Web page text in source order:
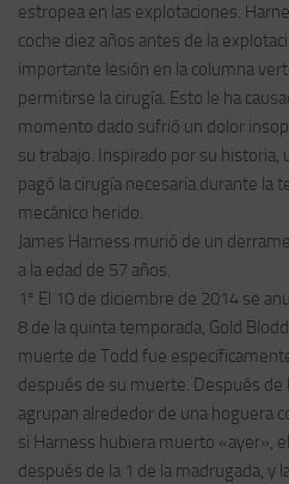
estropea en las explotaciones.
coche diez años antes de la
importante lesión en la columna
permitirse la cirugía. Esto le ha
momento dado sufrió un dolor
su trabajo. Inspirado por su
pagó la cirugía necesaria durante la
mecánico herido.
James Harness murió de un
a la edad de 57 años.
1º El 10 de diciembre de 2014 se
8 de la quinta temporada, Gold
muerte de Todd fue
después de su muerte. Después de
agrupan alrededor de una hoguera
si Harness hubiera muerto «ayer»,
después de la 1 de la madrugada, y